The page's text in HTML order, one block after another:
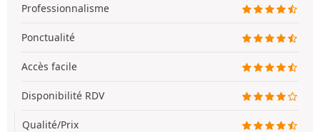
Professionnalisme
Ponctualité
Accès facile
Disponibilité RDV
Qualité/Prix